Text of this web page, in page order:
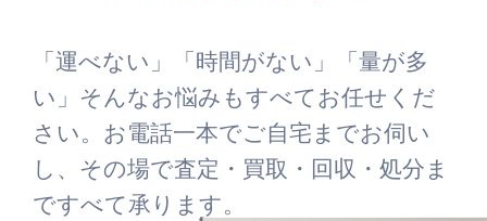
「運べない」「時間がない」「量が多
い」そんなお悩みもすべてお任せくだ
さい。お電話一本でご自宅までお伺い
し、その場で査定・買取・回収・処分ま
ですべて承ります。